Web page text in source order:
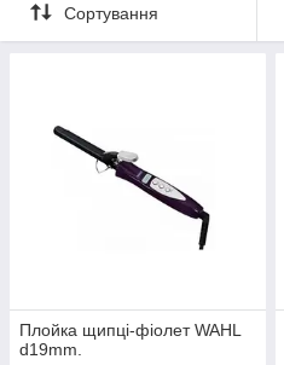
Сортування
Плойка щипці-фіолет WAHL
d19mm.